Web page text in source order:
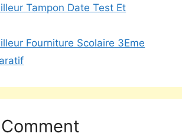
Tampon Date Test Et
Fourniture Scolaire 3Eme